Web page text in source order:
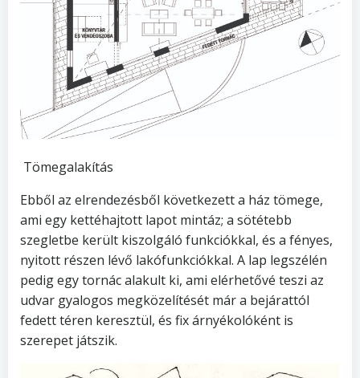
Tömegalakítás
Ebből az elrendezésből következett a ház tömege,
ami egy kettéhajtott lapot mintáz; a sötétebb
szegletbe került kiszolgáló funkciókkal, és a fényes,
nyitott részen lévő lakófunkciókkal. A lap legszélén
pedig egy tornác alakult ki, ami elérhetővé teszi az
udvar gyalogos megközelítését már a bejárattól
fedett téren keresztül, és fix árnyékolóként is
szerepet játszik.